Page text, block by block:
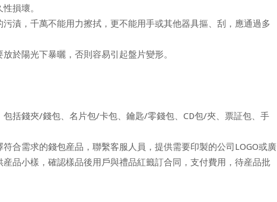
損壞。
漬，千萬不能用力擦拭，更不能用手或其他器具摳、刮，應通過多
於陽光下暴曬，否則容易引起盤片變形。
括錢夾/錢包、名片包/卡包、鑰匙/零錢包、CD包/夾、票証包、手
合需求的錢包産品，聯繫客服人員，提供需要印製的公司LOGO或廣
品小樣，確認樣品後用戶與禮品紅籤訂合同，支付費用，待産品批